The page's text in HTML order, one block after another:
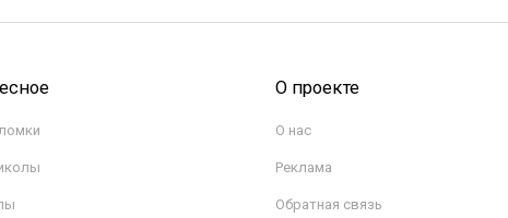
О проекте
О нас
Реклама
Обратная связь